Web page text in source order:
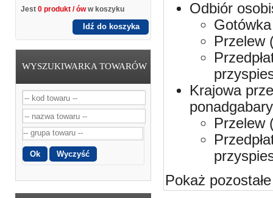
Jest 0 produkt / óww koszyku
Idź do koszyka
WYSZUKIWARKA TOWARÓW
Odbiór
Przelew
Krajowa
Przelew
Pokaż pozostałe